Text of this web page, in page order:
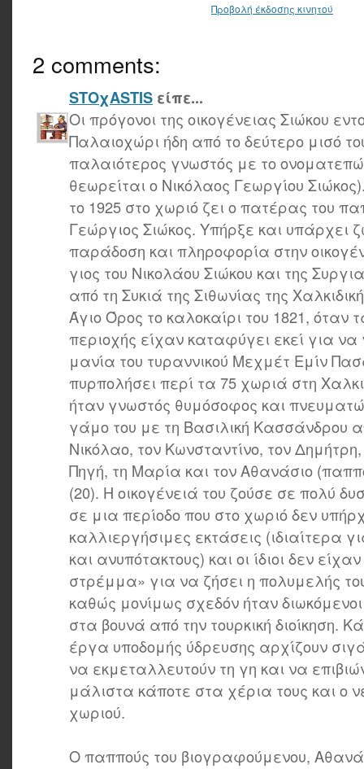
Προβολή έκδοσης κινητού
2 comments:
STOχASTIS είπε...
Οι πρόγονοι της οικογένειας Σιώκου
Παλαιοχώρι ήδη από το δεύτερο μισό
παλαιότερος γνωστός με το
θεωρείται ο Νικόλαος Γεωργίου
το 1925 στο χωριό ζει ο πατέρας του
Γεώργιος Σιώκος. Υπήρξε και υπάρχει
παράδοση και πληροφορία στην
γιος του Νικολάου Σιώκου και της
από τη Συκιά της Σιθωνίας της
Άγιο Όρος το καλοκαίρι του 1821, όταν
περιοχής είχαν καταφύγει εκεί για
μανία του τυραννικού Μεχμέτ Εμίν
πυρπολήσει περί τα 75 χωριά στη
ήταν γνωστός θυμόσοφος και
γάμο του με τη Βασιλική Κασσάνδρου
Νικόλαο, τον Κωνσταντίνο, τον
Πηγή, τη Μαρία και τον Αθανάσιο
(20). Η οικογένειά του ζούσε σε πολύ
σε μια περίοδο που στο χωριό δεν
καλλιεργήσιμες εκτάσεις (ιδιαίτερα
και ανυπότακτους) και οι ίδιοι δεν
στρέμμα» για να ζήσει η πολυμελής
καθώς μονίμως σχεδόν ήταν
στα βουνά από την τουρκική διοίκηση.
έργα υποδομής ύδρευσης αρχίζουν
να εκμεταλλευτούν τη γη και να
μάλιστα κάποτε στα χέρια τους και ο
χωριού.
Ο παππούς του βιογραφούμενου,